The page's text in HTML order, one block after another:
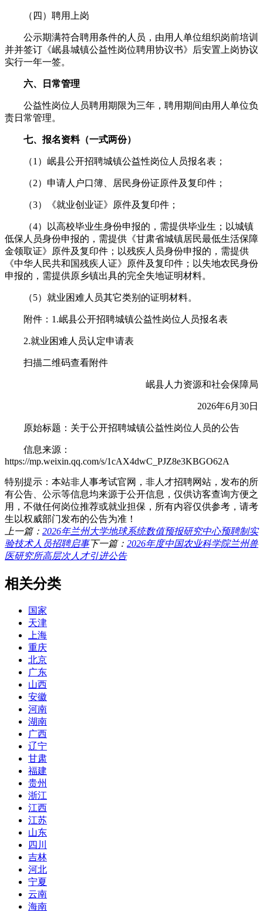
（四）聘用上岗
公示期满符合聘用条件的人员，由用人单位组织岗前培训
并并签订《岷县城镇公益性岗位聘用协议书》后安置上岗协议
实行一年一签。
六、日常管理
公益性岗位人员聘用期限为三年，聘用期间由用人单位负
责日常管理。
七、报名资料（一式两份）
（1）岷县公开招聘城镇公益性岗位人员报名表；
（2）申请人户口簿、居民身份证原件及复印件；
（3）《就业创业证》原件及复印件；
（4）以高校毕业生身份申报的，需提供毕业生；以城镇
低保人员身份申报的，需提供《甘肃省城镇居民最低生活保障
金领取证》原件及复印件；以残疾人员身份申报的，需提供
《中华人民共和国残疾人证》原件及复印件；以失地农民身份
申报的，需提供原乡镇出具的完全失地证明材料。
（5）就业困难人员其它类别的证明材料。
附件：1.岷县公开招聘城镇公益性岗位人员报名表
2.就业困难人员认定申请表
扫描二维码查看附件
岷县人力资源和社会保障局
2026年6月30日
原始标题：关于公开招聘城镇公益性岗位人员的公告
信息来源：
https://mp.weixin.qq.com/s/1cAX4dwC_PJZ8e3KBGO62A
特别提示：本站非人事考试官网，非人才招聘网站，发布的所
有公告、公示等信息均来源于公开信息，仅供访客查询方便之
用，不做任何岗位推荐或就业担保，所有内容仅供参考，请考
生以权威部门发布的公告为准！
上一篇： 2026年兰州大学地球系统数值预报研究中心预聘制实
验技术人员招聘启事下一篇： 2026年度中国农业科学院兰州兽
医研究所高层次人才引进公告
相关分类
国家
天津
上海
重庆
北京
广东
山西
安徽
河南
湖南
广西
辽宁
甘肃
福建
贵州
浙江
江西
江苏
山东
四川
吉林
河北
宁夏
云南
海南